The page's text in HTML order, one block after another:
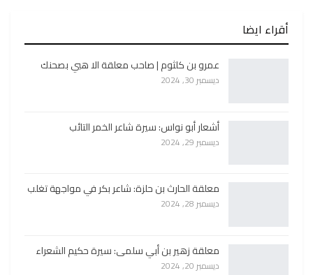
أقراء ايضا
عمرو بن كلثوم | صاحب معلقة الا هبي بصحنك
ديسمبر 30, 2024
أشعار أبو نواس: سيرة شاعر الخمر التائب
ديسمبر 29, 2024
معلقة الحارث بن حلزة: شاعر بكر في مواجهة تغلب
ديسمبر 28, 2024
معلقة زهير بن أبي سلمى: سيرة حكيم الشعراء
ديسمبر 20, 2024